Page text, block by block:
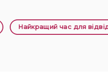
Найкращий час для